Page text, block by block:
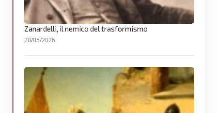
Zanardelli, il nemico del trasformismo
20/05/2026